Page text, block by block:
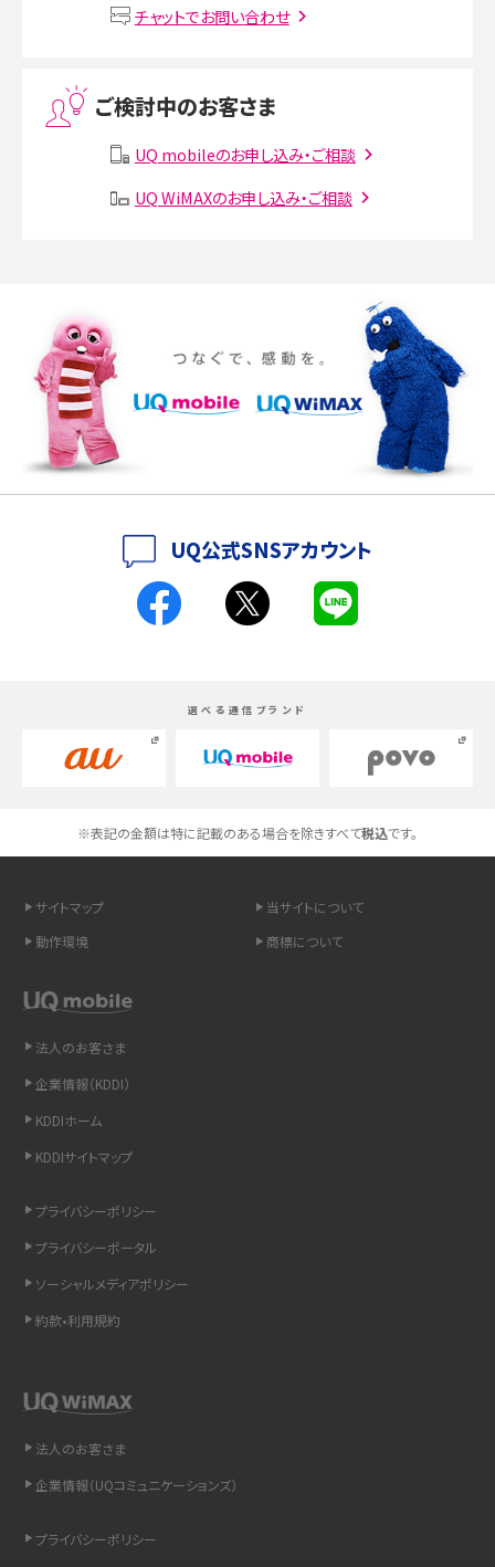
VPN接続とは？仕組みや必要性、メリット・デメリット、接続方法を解説
Instagram（インスタグラム）でスクショするとバレる？バレるケースや撮り方も解
SMSとは？料金やできること、注意点や届かない時の対処法を解説
iPhone 16eとiPhone SE（第3世代）の違いは？サイズやスペックを比較して解説
iPhone 16eとiPhone 14を徹底比較！スペック・機能の違いをわかりやすく紹介
iPhone 16シリーズのモデルを比較！価格・サイズ・カメラ性能の違いを徹底解説
iPhone 16とiPhone 15の違いは？カメラ・スペック・機能を徹底比較
スマホが高い理由は？購入費用を抑える方法や端末を選ぶ時の注意点を解説！
高校生にスマホ制限は必要？所持率やメリット・デメリットを詳しく紹介
スマホのネット通信速度が遅い原因は？すぐできる対処法や見直すポイントを解
iCloudの使用容量を減らす9つの方法！使用状況の確認手順も紹介
インスタのDMの送り方は？便利機能の使い方や注意点をわかりやすく解説
「iPhoneを探す」の使い方と設定方法を紹介！ブラウザやアプリから探す方法を
詳しく解説
Wi-Fiを快適に使うための速度はどれくらい？用途別の目安・回線ごとの平均を
チャットでお問い合わせ
ご検討中のお客さま
UQ mobileのお申し込み・ご相談
UQ WiMAXのお申し込み・ご相談
UQ公式SNSアカウント
選べる通信ブランド
※表記の金額は特に記載のある場合を除きすべて税込です。
サイトマップ
当サイトについて
動作環境
商標について
法人のお客さま
企業情報（KDDI）
KDDIホーム
KDDIサイトマップ
プライバシーポリシー
プライバシーポータル
ソーシャルメディアポリシー
約款•利用規約
法人のお客さま
企業情報（UQコミュニケーションズ）
プライバシーポリシー